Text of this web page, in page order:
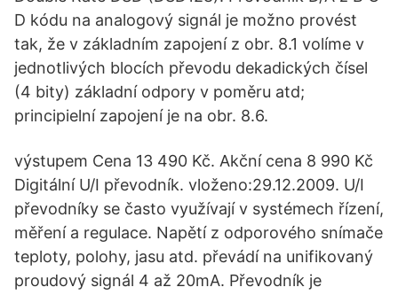
D kódu na analogový signál je možno provést
tak, že v základním zapojení z obr. 8.1 volíme v
jednotlivých blocích převodu dekadických čísel
(4 bity) základní odpory v poměru atd;
principielní zapojení je na obr. 8.6.
výstupem Cena 13 490 Kč. Akční cena 8 990 Kč
Digitální U/I převodník. vloženo:29.12.2009. U/I
převodníky se často využívají v systémech řízení,
měření a regulace. Napětí z odporového snímače
teploty, polohy, jasu atd. převádí na unifikovaný
proudový signál 4 až 20mA. Převodník je